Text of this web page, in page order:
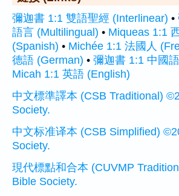
彌迦書 1:1 雙語聖經 (Interlinear) •
語言 (Multilingual) • Miqueas 1:1
(Spanish) • Michée 1:1 法國人
德語 (German) • 彌迦書 1:1 中國
Micah 1:1 英語 (English)
中文標準譯本 (CSB Traditional)
Society.
中文标准译本 (CSB Simplified)
Society.
現代標點和合本 (CUVMP
Bible Society.